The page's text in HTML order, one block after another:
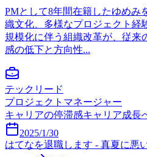
PMとして8年間在籍したゆめみ
織文化、多様なプロジェクト経
規模化に伴う組織改革が、従来
感の低下と方向性...
テックリード
プロジェクトマネージャー
キャリアの停滞感キャリア成長
2025/1/30
はてなを退職します - 真夏に悪